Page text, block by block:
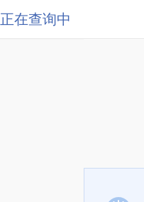
正在查询中